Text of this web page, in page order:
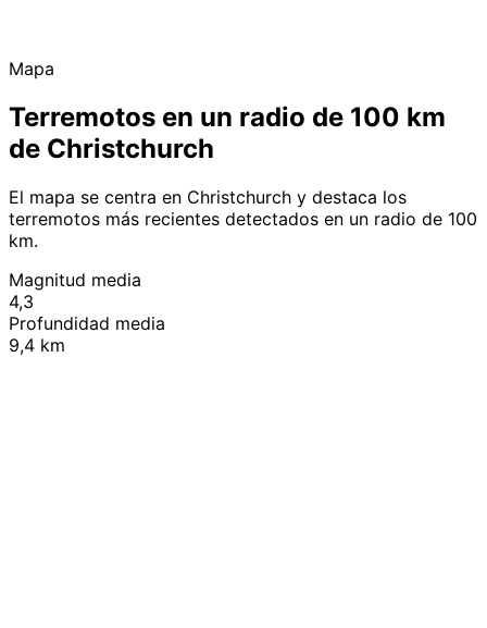
Mapa
Terremotos en un radio de 100 km
de Christchurch
El mapa se centra en Christchurch y destaca los
terremotos más recientes detectados en un radio de 100
km.
Magnitud media
4,3
Profundidad media
9,4 km